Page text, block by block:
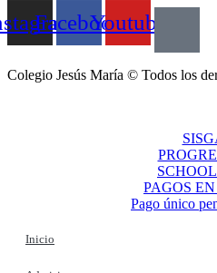
FacebookYoutube
Colegio Jesús María © Todos los
PAGOS
Pago único
Inicio